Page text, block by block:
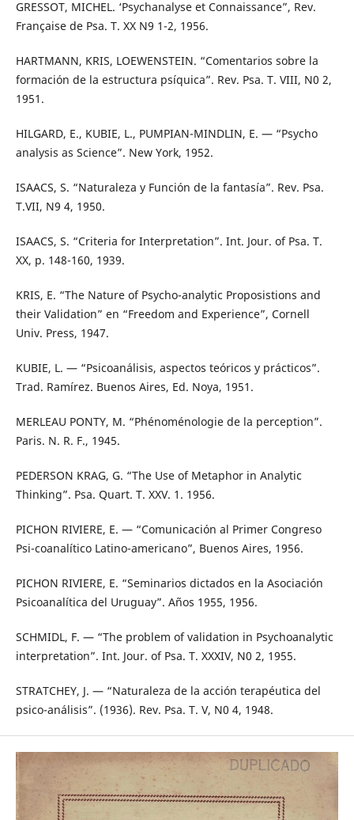
GRESSOT, MICHEL. ‘Psychanalyse et Connaissance”, Rev.
Française de Psa. T. XX N9 1-2, 1956.
HARTMANN, KRIS, LOEWENSTEIN. “Comentarios sobre la
formación de la estructura psíquica”. Rev. Psa. T. VIII, N0 2,
1951.
HILGARD, E., KUBIE, L., PUMPIAN-MINDLIN, E. — “Psycho
analysis as Science”. New York, 1952.
ISAACS, S. “Naturaleza y Función de la fantasía”. Rev. Psa.
T.VII, N9 4, 1950.
ISAACS, S. “Criteria for Interpretation”. Int. Jour. of Psa. T.
XX, p. 148-160, 1939.
KRIS, E. “The Nature of Psycho-analytic Proposistions and
their Validation” en “Freedom and Experience”, Cornell
Univ. Press, 1947.
KUBIE, L. — “Psicoanálisis, aspectos teóricos y prácticos”.
Trad. Ramírez. Buenos Aires, Ed. Noya, 1951.
MERLEAU PONTY, M. “Phénoménologie de la perception”.
Paris. N. R. F., 1945.
PEDERSON KRAG, G. “The Use of Metaphor in Analytic
Thinking”. Psa. Quart. T. XXV. 1. 1956.
PICHON RIVIERE, E. — “Comunicación al Primer Congreso
Psi-coanalítico Latino-americano”, Buenos Aires, 1956.
PICHON RIVIERE, E. “Seminarios dictados en la Asociación
Psicoanalítica del Uruguay”. Años 1955, 1956.
SCHMIDL, F. — “The problem of validation in Psychoanalytic
interpretation”. Int. Jour. of Psa. T. XXXIV, N0 2, 1955.
STRATCHEY, J. — “Naturaleza de la acción terapéutica del
psico-análisis”. (1936). Rev. Psa. T. V, N0 4, 1948.